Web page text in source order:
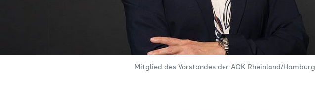
Mitglied des Vorstandes der AOK Rheinland/Hamburg